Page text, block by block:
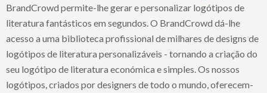
BrandCrowd permite-lhe gerar e personalizar logótipos de
literatura fantásticos em segundos. O BrandCrowd dá-lhe
acesso a uma biblioteca profissional de milhares de designs de
logótipos de literatura personalizáveis - tornando a criação do
seu logótipo de literatura económica e simples. Os nossos
logótipos, criados por designers de todo o mundo, oferecem-